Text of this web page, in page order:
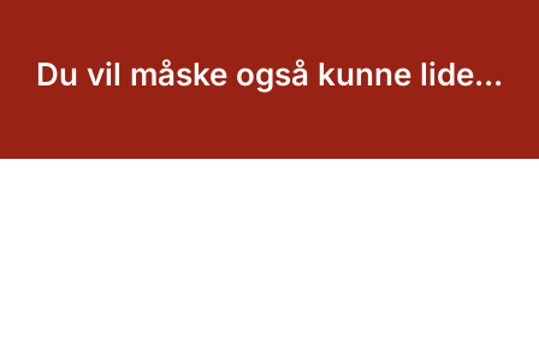
Du vil måske også kunne lide...